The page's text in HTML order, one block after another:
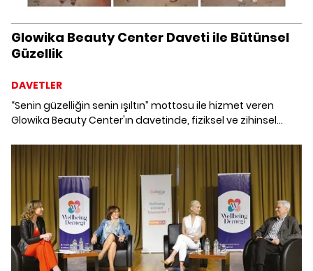
Glowika Beauty Center Daveti ile Bütünsel
Güzellik
DAVETLER
“Senin güzelliğin senin ışıltın” mottosu ile hizmet veren
Glowika Beauty Center'ın davetinde, fiziksel ve zihinsel